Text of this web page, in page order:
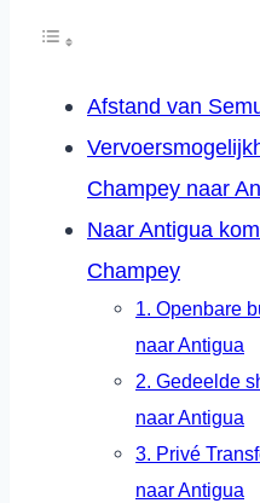
Afstand van
Champey naar
Naar Antigua
Champey
1. Openbare
naar Antigua
2. Gedeelde
naar Antigua
3. Privé
naar Antigua